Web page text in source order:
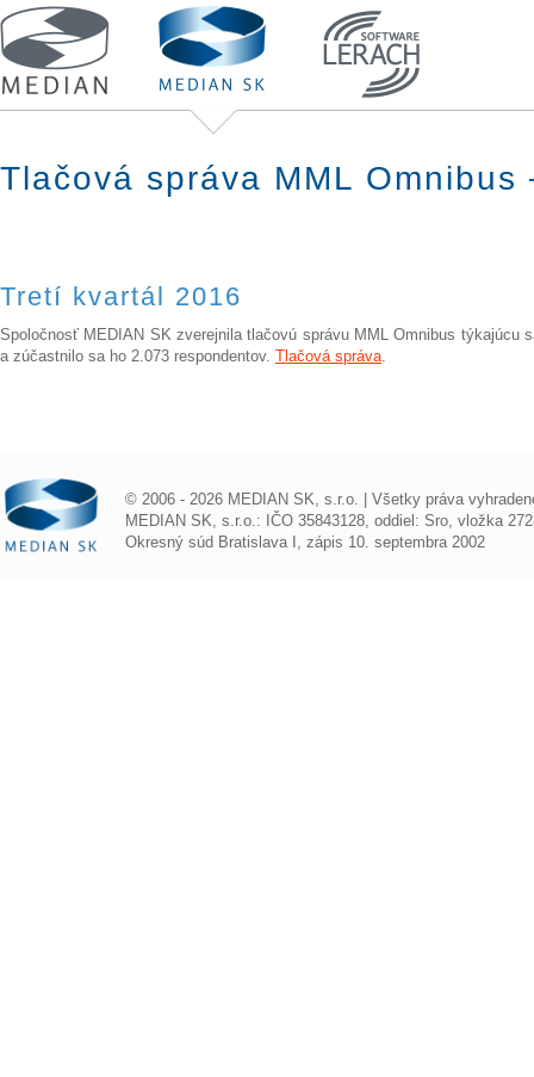
Tlačová správa MML
Tretí kvartál 2016
Spoločnosť MEDIAN SK zverejnila tlačovú správu MML Omnibus týkajúcu
a zúčastnilo sa ho 2.073 respondentov. Tlačová správa.
© 2006 - 2026 MEDIAN SK, s.r.o. | Všetky práva
MEDIAN SK, s.r.o.: IČO 35843128, oddiel: Sro, vložka
Okresný súd Bratislava I, zápis 10. septembra 2002